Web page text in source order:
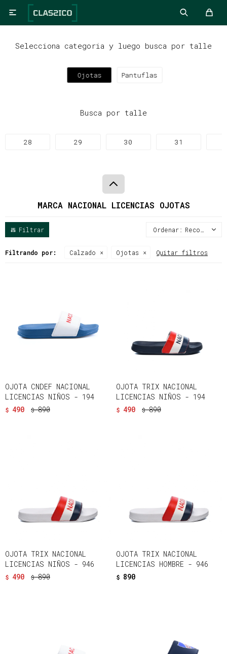

Selecciona categoria y luego busca por talle
Ojotas Pantuflas
Busca por talle
28 29 30 31
MARCA NACIONAL LICENCIAS OJOTAS
Recomendados
Filtrando por: Calzado Ojotas Quitar filtros
OJOTA CNDEF NACIONAL
LICENCIAS NIÑOS - 194
$ 490 $ 890
OJOTA TRIX NACIONAL
LICENCIAS NIÑOS - 194
$ 490 $ 890
OJOTA TRIX NACIONAL
LICENCIAS NIÑOS - 946
$ 490 $ 890
OJOTA TRIX NACIONAL
LICENCIAS HOMBRE - 946
$ 890